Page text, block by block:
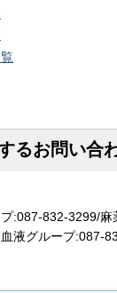
るお問い合
:087-832-3299/麻
液グループ:087-